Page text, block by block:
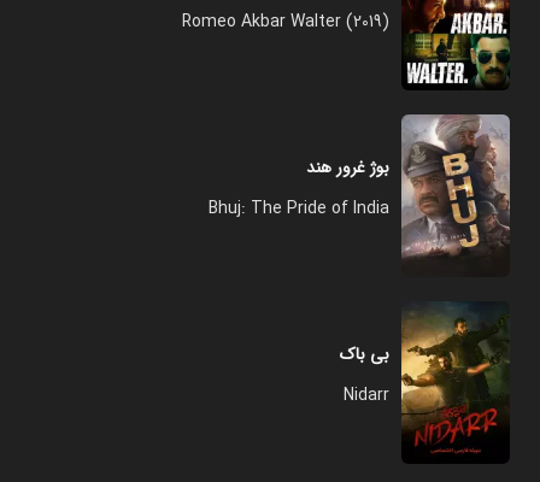
Romeo Akbar Walter (2019)
بوژ غرور هند
Bhuj: The Pride of India
بی باک
Nidarr